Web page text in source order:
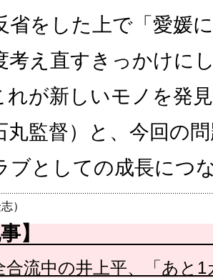
省をした上で「愛媛
考え直すきっかけに
れが新しいモノを発
丸監督）と、今回の
ブとしての成長につ
）
】
合流中の井上平、「あと